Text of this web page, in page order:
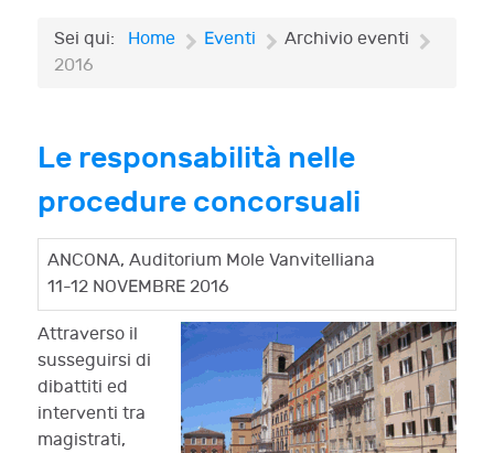
Sei qui: Home Eventi
Archivio eventi
2016
Le responsabilità nelle
procedure concorsuali
ANCONA, Auditorium Mole Vanvitelliana
11-12 NOVEMBRE 2016
Attraverso il
susseguirsi di
dibattiti ed
interventi tra
magistrati,